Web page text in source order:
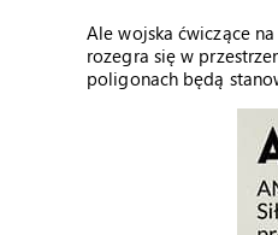
Ale wojska ćwiczące
rozegra się w
poligonach będą